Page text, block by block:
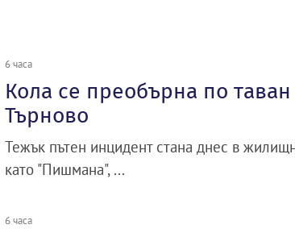
6 часа
Кола се преобърна по
Търново
Тежък пътен инцидент стана днес в
като "Пишмана", ...
6 часа